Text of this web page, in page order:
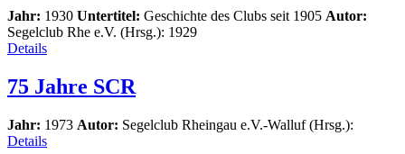
Jahr: 1930 Untertitel: Geschichte des Clubs seit 1905 Autor:
Segelclub Rhe e.V. (Hrsg.): 1929
Details
75 Jahre SCR
Jahr: 1973 Autor: Segelclub Rheingau e.V.-Walluf (Hrsg.):
Details